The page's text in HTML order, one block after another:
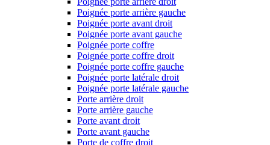
Poignée porte arrière gauche
Poignée porte avant droit
Poignée porte avant gauche
Poignée porte coffre
Poignée porte coffre droit
Poignée porte coffre gauche
Poignée porte latérale droit
Poignée porte latérale gauche
Porte arrière droit
Porte arrière gauche
Porte avant droit
Porte avant gauche
Porte de coffre droit